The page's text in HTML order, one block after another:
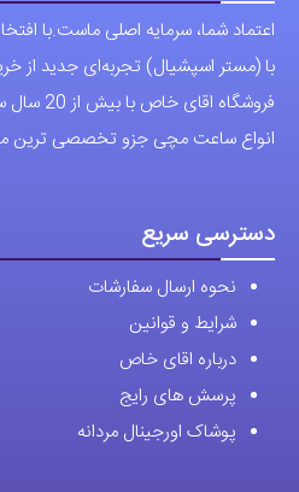
اعتماد شما، سرمایه اصلی ماست.با
با (مستر اسپشیال) تجربه‌ای جدید از
فروشگاه
انواع ساعت مچی جزو تخصصی ترین
دسترسی سریع
نحوه ارسال سفارشات
شرایط و قوانین
درباره اقای خاص
پرسش های رایج
پوشاک اورجینال مردانه